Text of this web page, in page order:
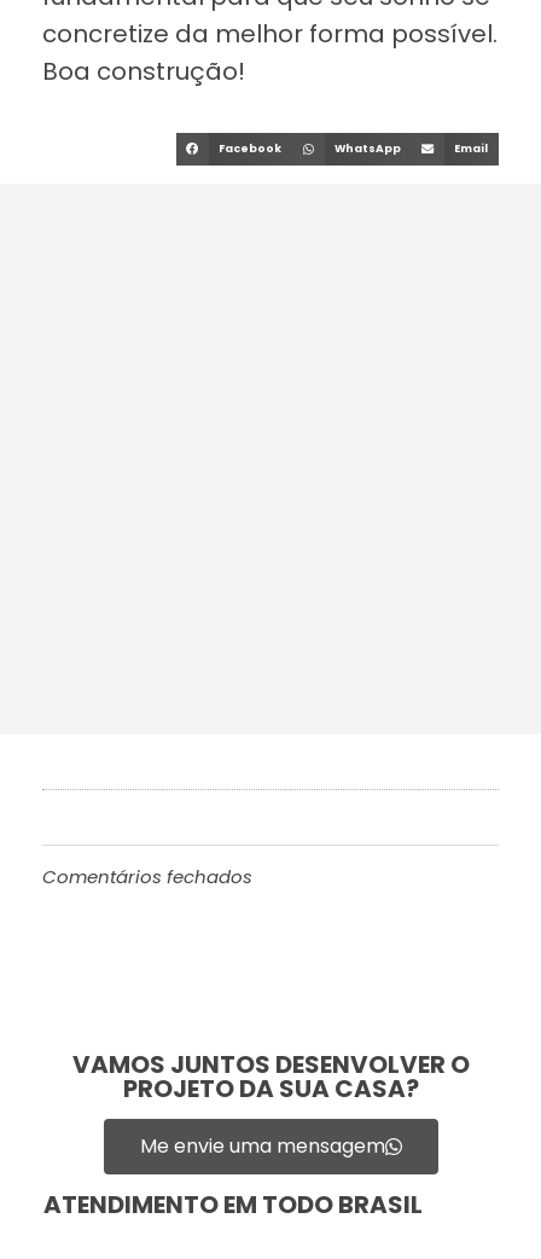
concretize da melhor forma possível.
Boa construção!
Facebook WhatsApp Email
Comentários fechados
VAMOS JUNTOS DESENVOLVER O
PROJETO DA SUA CASA?
Me envie uma mensagem
ATENDIMENTO EM TODO BRASIL